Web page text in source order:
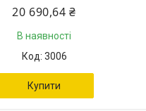
20 690,64 ₴
В наявності
3006
Купити